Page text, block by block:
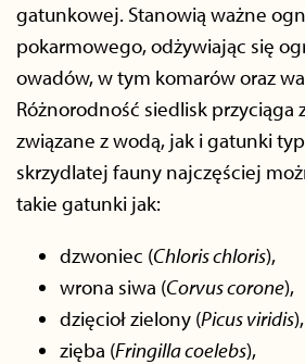
gatunkowej. Stanowią ważne
pokarmowego, odżywiając się
owadów, w tym komarów oraz
Różnorodność siedlisk przyciąga
związane z wodą, jak i gatunki
skrzydlatej fauny najczęściej
takie gatunki jak:
dzwoniec (Chloris chloris),
wrona siwa (Corvus corone),
dzięcioł zielony (Picus viridis),
zięba (Fringilla coelebs),